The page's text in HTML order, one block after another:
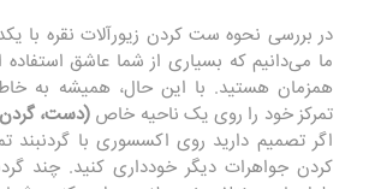
در بررسی نحوه ست کردن زیورآلات نقره با
ما می‌دانیم که بسیاری از شما عاشق استفاده
همزمان هستید. با این حال، همیشه به
تمرکز خود را روی یک ناحیه خاص (دست،
اگر تصمیم دارید روی اکسسوری با گردنبند
کردن جواهرات دیگر خودداری کنید. چند